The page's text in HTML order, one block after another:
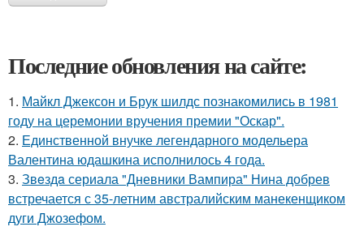
Последние обновления на сайте:
1. Майкл Джексон и Брук шилдс познакомились в 1981
году на церемонии вручения премии "Оскар".
2. Единственной внучке легендарного модельера
Валентина юдашкина исполнилось 4 года.
3. Звeздa сериала "Дневники Вампира" Нина добрев
встречается с 35-летним австралийским манекенщиком
дуги Джозефом.